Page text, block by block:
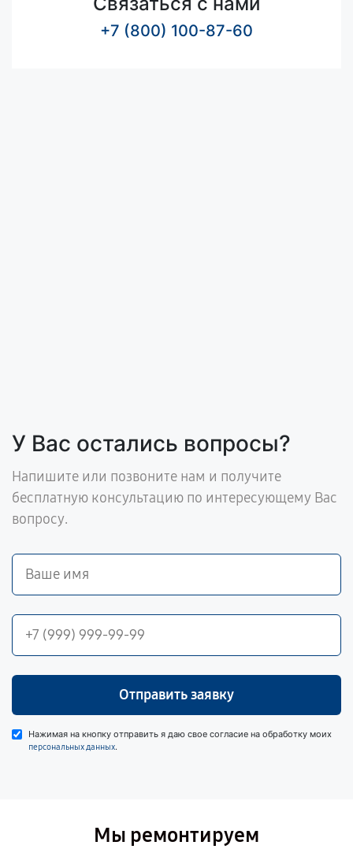
+7 (800) 100-87-60
У Вас остались вопросы?
Напишите или позвоните нам и получите
бесплатную консультацию по интересующему Вас
вопросу.
Отправить заявку
Нажимая на кнопку отправить я даю свое согласие на обработку моих
персональных данных.
Мы ремонтируем